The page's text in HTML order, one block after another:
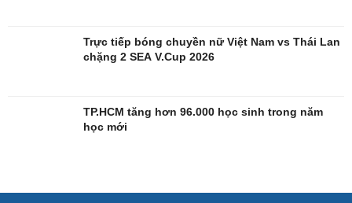
Vũ khí
Trực tiếp bóng chuyền nữ Việt Nam vs Thái Lan
chặng 2 SEA V.Cup 2026
TP.HCM tăng hơn 96.000 học sinh trong năm
học mới